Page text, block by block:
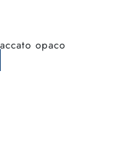
opaco